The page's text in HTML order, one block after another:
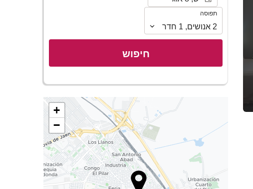
תפוסה
תפוסה
2 אנושים,
1 חדר
חיפוש
+
−